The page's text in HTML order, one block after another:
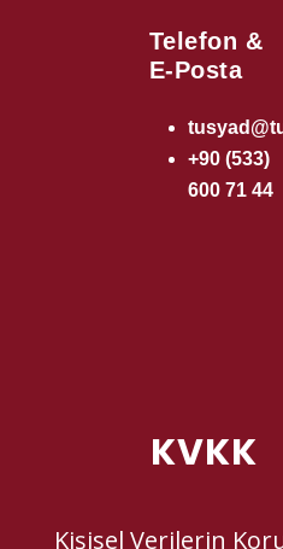
Telefon &
E-Posta
+90 (533)
600 71 44
KVKK
Kişisel Verilerin